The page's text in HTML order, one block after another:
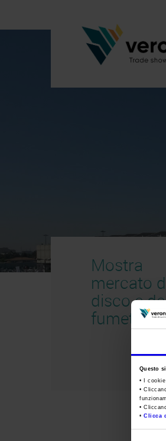
Questo
• I
•
•
•Clicca
Mostra
mercato
disco e
fumetto